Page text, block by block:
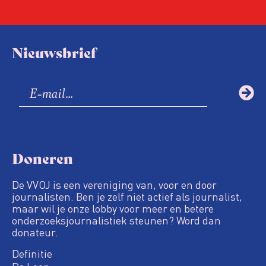
Nieuwsbrief
Doneren
De VVOJ is een vereniging van, voor en door
journalisten. Ben je zelf niet actief als journalist,
maar wil je onze lobby voor meer en betere
onderzoeksjournalistiek steunen? Word dan
donateur.
Definitie